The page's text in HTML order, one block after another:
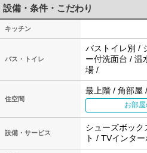
設備・条件・こだわり
キッチン
バス・トイレ
バストイレ別 /
ー付洗面台 / 温
場 /
住空間
最上階 / 角部屋
お部
設備・サービス
シューズボック
ト / TVインタ